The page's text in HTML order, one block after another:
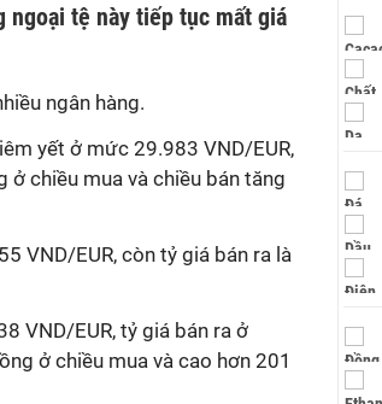
tệ này tiếp tục mất giá
ngân hàng.
yết ở mức 29.983 VND/EUR,
ở chiều mua và chiều bán tăng
VND/EUR, còn tỷ giá bán ra là
VND/EUR, tỷ giá bán ra ở
ở chiều mua và cao hơn 201